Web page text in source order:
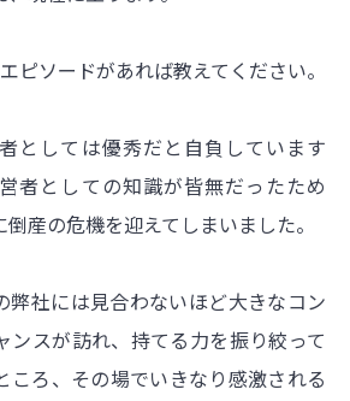
ピソードがあれば教えてください。
としては優秀だと自負しています
者としての知識が皆無だったため
産の危機を迎えてしまいました。
弊社には見合わないほど大きなコン
ンスが訪れ、持てる力を振り絞って
ころ、その場でいきなり感激される